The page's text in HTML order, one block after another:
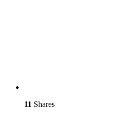
11 Shares